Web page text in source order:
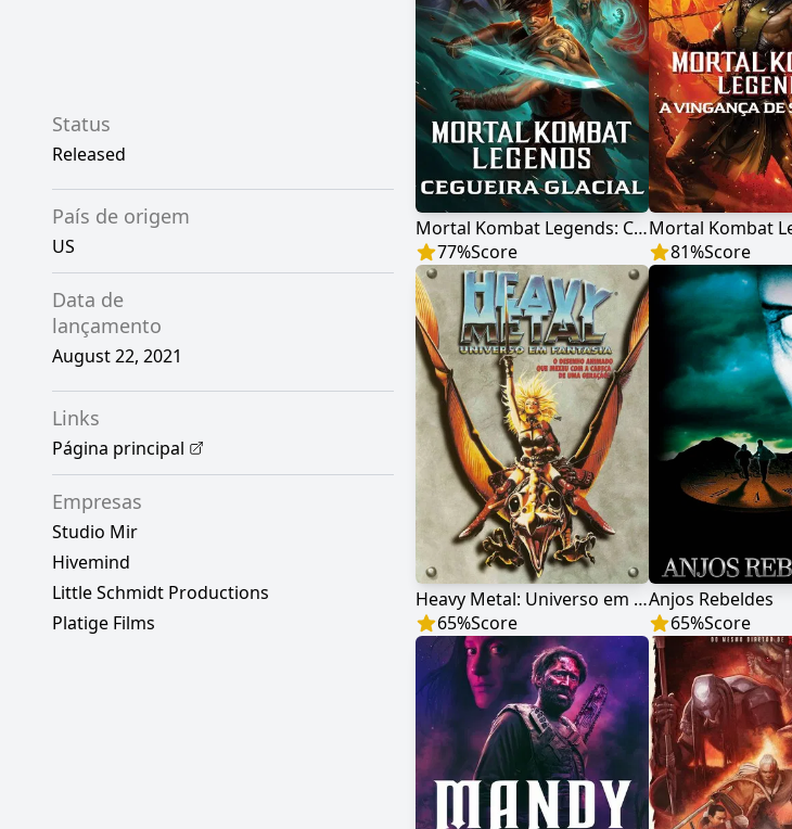
Status
Released
País de origem
US
Data de
lançamento
August 22, 2021
Links
Página principal
Empresas
Studio Mir
Hivemind
Little Schmidt Productions
Platige Films
Mortal Kombat Legends: Cegueira Glacial
77%Score
81%Score
Heavy Metal: Universo em Fantasia
65%Score
Anjos Rebeldes
65%Score